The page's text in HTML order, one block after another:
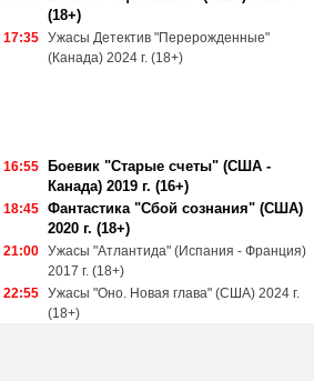
(18+)
17:35 Ужасы Детектив "Перерожденные"
(Канада) 2024 г. (18+)
16:55
Боевик "Старые счеты" (США -
Канада) 2019 г. (16+)
18:45 Фантастика "Сбой сознания" (США)
2020 г. (18+)
21:00 Ужасы "Атлантида" (Испания - Франция)
2017 г. (18+)
22:55 Ужасы "Оно. Новая глава" (США) 2024 г.
(18+)